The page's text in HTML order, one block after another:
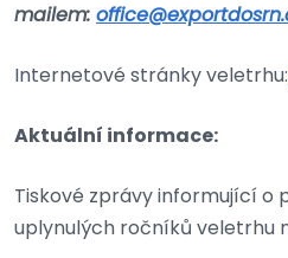
mailem:
Internetové stránky veletrhu:
Aktuální informace:
Tiskové zprávy informující o
uplynulých ročníků veletrhu